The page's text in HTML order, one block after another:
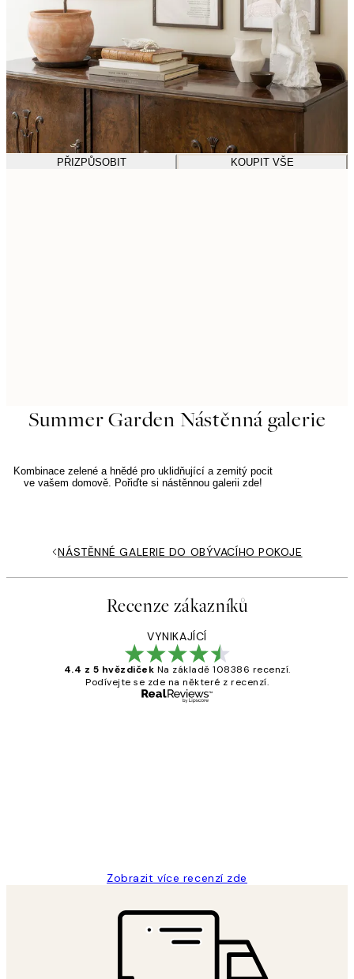
PŘIZPŮSOBIT KOUPIT VŠE
Summer Garden Nástěnná galerie
Kombinace zelené a hnědé pro uklidňující a zemitý pocit
ve vašem domově. Pořiďte si nástěnnou galerii zde!
NÁSTĚNNÉ GALERIE DO OBÝVACÍHO POKOJE
Recenze zákazníků
VYNIKAJÍCÍ
4.4 z 5 hvězdiček Na základě 108386 recenzí.
Podívejte se zde na některé z recenzí.
Zobrazit více recenzí zde